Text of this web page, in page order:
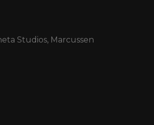
Studios, Marcussen